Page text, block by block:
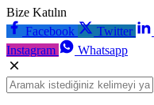
Bize Katılın
Facebook
Twitter
Instagram
Whatsapp